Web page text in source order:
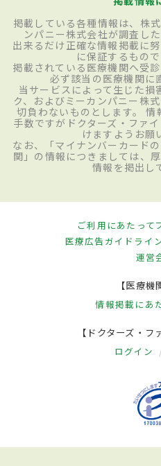
掲載している各種情報は、株
ンパニー株式会社が調査し
出来るだけ正確な情報掲載に
に保証するもの
掲載されている医療機関へ受
必ず該当の医療機関に
当サービスによって生じた損
ク、およびミーカンパニー株
切負わないものとします。
手数ですがドクターズ・ファ
けますようお願
なお、「マイナンバーカード
関」の情報につきましては、
情報を掲出し
ご利用にあたって
医療広告ガイドライ
運営
【医療機
情報掲載にあ
【ドクターズ・フ
ログイン